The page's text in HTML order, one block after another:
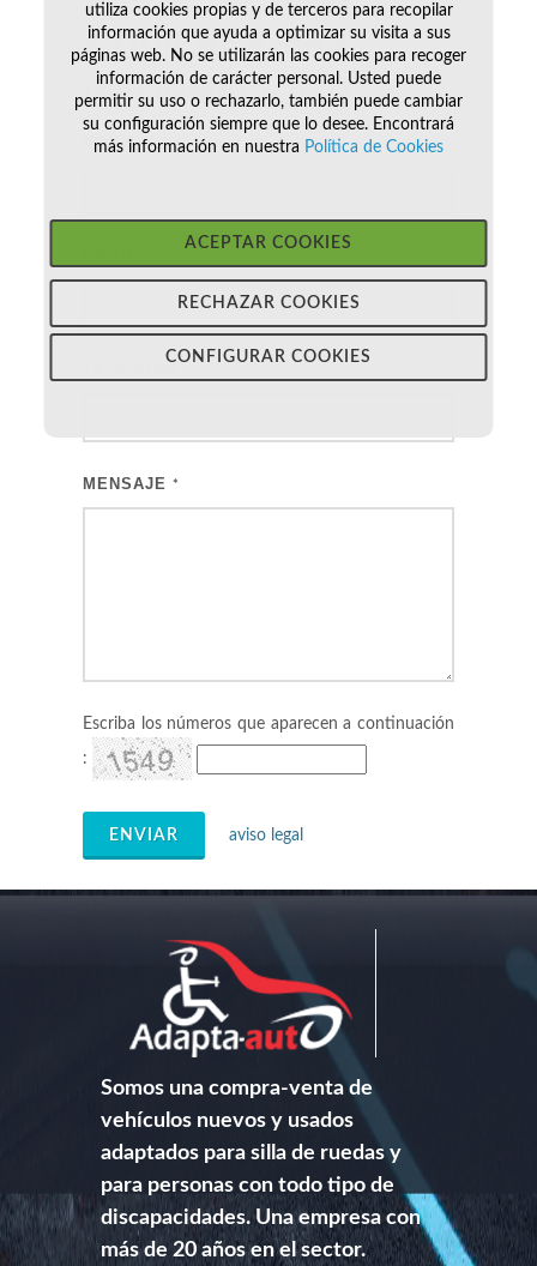
¿ QUIERES MÁS
INFORMACIÓN?
NOMBRE*
MENSAJE *
Escriba los números que aparecen a continuación
:
ENVIAR aviso legal
utiliza cookies propias y de terceros para recopilar
información que ayuda a optimizar su visita a sus
páginas web. No se utilizarán las cookies para recoger
información de carácter personal. Usted puede
permitir su uso o rechazarlo, también puede cambiar
su configuración siempre que lo desee. Encontrará
más información en nuestra Política de Cookies
ACEPTAR COOKIES
RECHAZAR COOKIES
CONFIGURAR COOKIES
Somos una compra-venta de
vehículos nuevos y usados
adaptados para silla de ruedas y
para personas con todo tipo de
discapacidades. Una empresa con
más de 20 años en el sector.